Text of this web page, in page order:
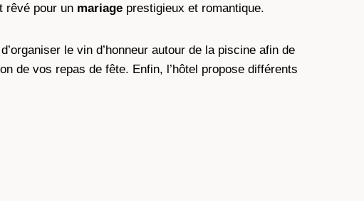
rêvé pour un mariage prestigieux et romantique.
le vin d’honneur autour de la piscine afin de
de vos repas de fête. Enfin, l’hôtel propose différents